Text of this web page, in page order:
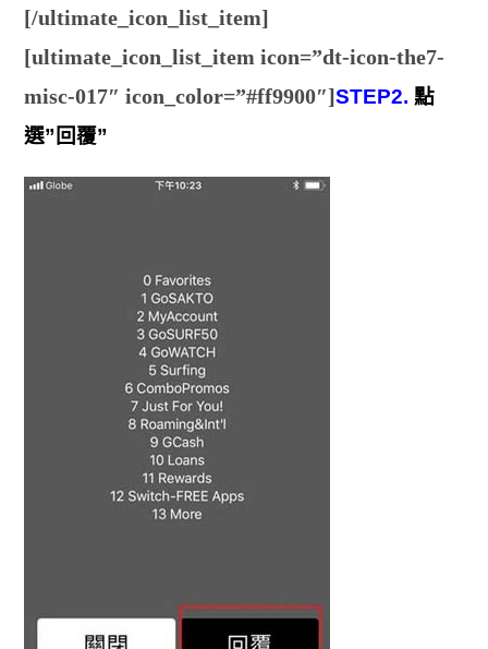
[/ultimate_icon_list_item]
[ultimate_icon_list_item icon=”dt-icon-the7-
misc-017″ icon_color=”#ff9900″]STEP2. 點
選”回覆”